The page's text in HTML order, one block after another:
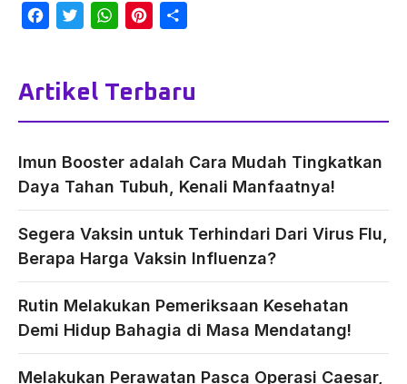
Facebook
Twitter
WhatsApp
Pinterest
Artikel Terbaru
Imun Booster adalah Cara Mudah Tingkatkan
Daya Tahan Tubuh, Kenali Manfaatnya!
Segera Vaksin untuk Terhindari Dari Virus Flu,
Berapa Harga Vaksin Influenza?
Rutin Melakukan Pemeriksaan Kesehatan
Demi Hidup Bahagia di Masa Mendatang!
Melakukan Perawatan Pasca Operasi Caesar,